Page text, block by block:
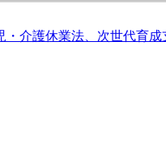
介護休業法、次世代育成